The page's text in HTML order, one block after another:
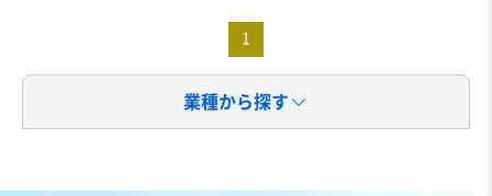
1
業種から探す